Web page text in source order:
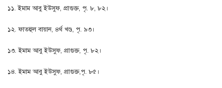
১১. ইমাম আবু ইউসুফ, প্রাগুক্ত, পৃ. ৮, ৮২।
১২. ফাতহুল বায়ান, ৪র্থ খণ্ড, পৃ. ৯৩।
১৩. ইমাম আবু ইউসুফ, প্রাগুক্ত, পৃ. ৮২।
১৪. ইমাম আবু ইউসুফ, প্রাগুক্ত,পৃ. ৮৫।